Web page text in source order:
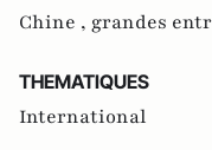
Chine , grandes
THEMATIQUES
International